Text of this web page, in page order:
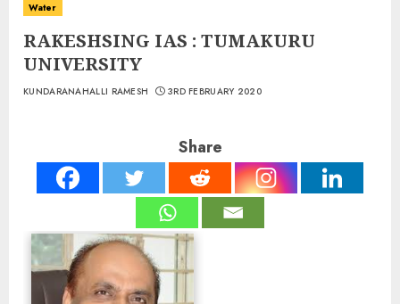
Water
RAKESHSING IAS : TUMAKURU
UNIVERSITY
KUNDARANAHALLI RAMESH 3RD FEBRUARY 2020
Share